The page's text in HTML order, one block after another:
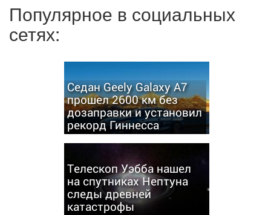
Популярное в социальных
сетях:
Седан Geely Galaxy A7
прошел 2600 км без
дозаправки и установил
рекорд Гиннесса
Телескоп Уэбба нашел
на спутниках Нептуна
следы древней
катастрофы